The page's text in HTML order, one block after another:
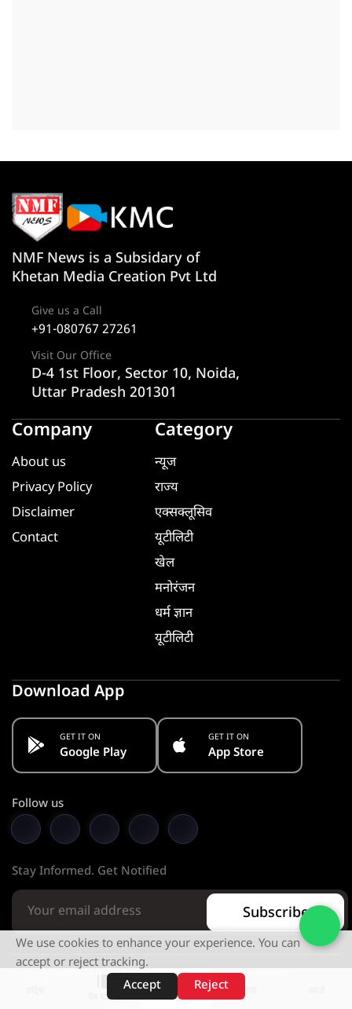
वेब स्टोरीज़
NMF News is a Subsidary of
Khetan Media Creation Pvt Ltd
Give us a Call
+91-080767 27261
Visit Our Office
D-4 1st Floor, Sector 10, Noida,
Uttar Pradesh 201301
Company
About us
Privacy Policy
Disclaimer
Contact
Category
न्यूज
राज्य
एक्सक्लूसिव
यूटीलिटी
खेल
मनोरंजन
धर्म ज्ञान
यूटीलिटी
Download App
GET IT ON
Google Play
GET IT ON
App Store
Follow us
Stay Informed. Get Notified
Subscribe
Copyright © 2026 KMC PVT. LTD. All Rights Reserved.
We use cookies to enhance your experience. You can
accept or reject tracking.
Accept
Reject